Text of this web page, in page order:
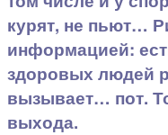
курят, не пьют…
информацией:
здоровых людей
вызывает… пот.
выхода.